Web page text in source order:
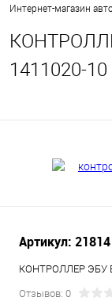
Интернет-магазин
1411020-
Артикул: 21814
КОНТРОЛЛЕР ЭБУ
Отзывов: 0